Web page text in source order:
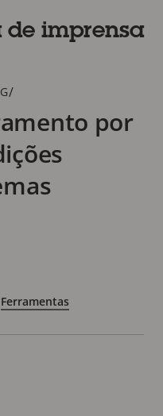
de imprensa
/
por
Ferramentas